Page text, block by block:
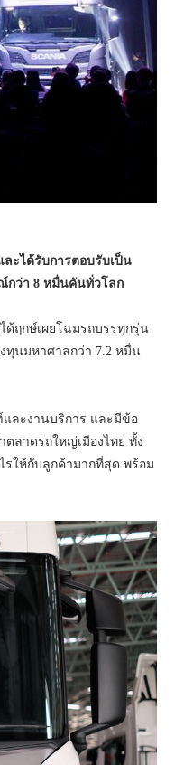
ละได้รับการตอบรับเป็น
กว่า 8 หมื่นคันทั่วโลก
ด้ฤกษ์เผยโฉมรถบรรทุกรุ่น
ทุนมหาศาลกว่า 7.2 หมื่น
ละงานบริการ และมีข้อ
ตลาดรถใหญ่เมืองไทย ทั้ง
รให้กับลูกค้ามากที่สุด พร้อม